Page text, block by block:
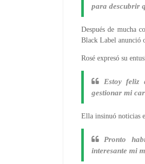
para descubrir
Después de mucha
Black Label anunció
Rosé expresó su
Estoy feliz
gestionar mi
Ella insinuó noticias
Pronto
interesante mi